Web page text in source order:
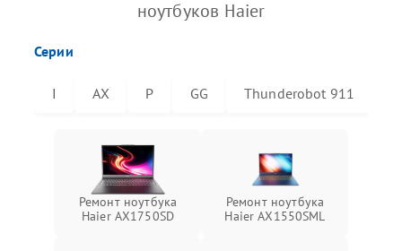
ноутбуков Haier
Серии
I AX P GG Thunderobot 911
Ремонт ноутбука
Haier AX1750SD
Ремонт ноутбука
Haier AX1550SML